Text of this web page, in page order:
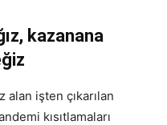
kazanana
alan işten çıkarılan
kısıtlamaları